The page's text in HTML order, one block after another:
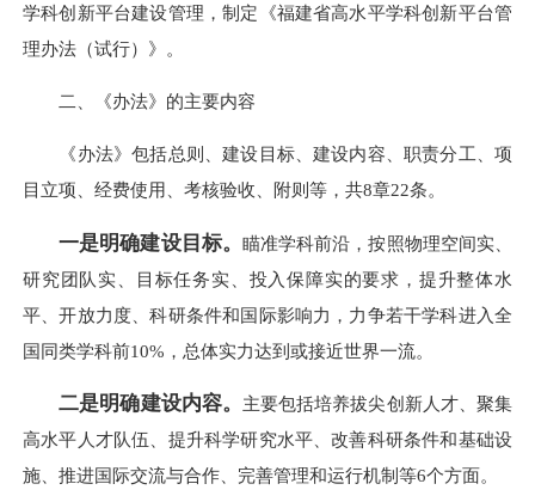
学科创新平台建设管理，制定《福建省高水平学科创新平台管
理办法（试行）》。
二、《办法》的主要内容
《办法》包括总则、建设目标、建设内容、职责分工、项
目立项、经费使用、考核验收、附则等，共8章22条。
一是明确建设目标。 瞄准学科前沿，按照物理空间实、
研究团队实、目标任务实、投入保障实的要求，提升整体水
平、开放力度、科研条件和国际影响力，力争若干学科进入全
国同类学科前10%，总体实力达到或接近世界一流。
二是明确建设内容。
主要包括培养拔尖创新人才、聚集
高水平人才队伍、提升科学研究水平、改善科研条件和基础设
施、推进国际交流与合作、完善管理和运行机制等6个方面。